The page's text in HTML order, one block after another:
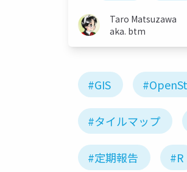
Taro Matsuzawa
aka. btm
#GIS
#タイルマップ
#定期報告 #R